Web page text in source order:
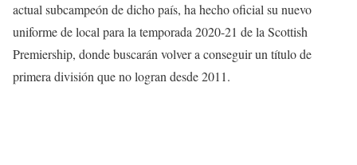
actual subcampeón de dicho país, ha hecho oficial su nuevo
uniforme de local para la temporada 2020-21 de la Scottish
Premiership, donde buscarán volver a conseguir un título de
primera división que no logran desde 2011.